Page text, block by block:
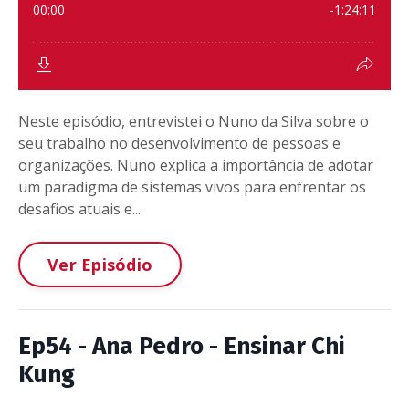
Neste episódio, entrevistei o Nuno da Silva sobre o
seu trabalho no desenvolvimento de pessoas e
organizações. Nuno explica a importância de adotar
um paradigma de sistemas vivos para enfrentar os
desafios atuais e...
Ver Episódio
Ep54 - Ana Pedro - Ensinar Chi
Kung